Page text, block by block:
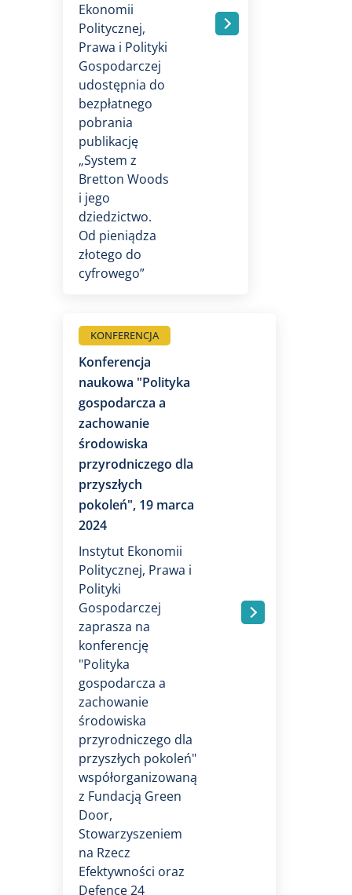
Ekonomii
Politycznej,
Prawa i Polityki
Gospodarczej
udostępnia do
bezpłatnego
pobrania
publikację
„System z
Bretton Woods
i jego
dziedzictwo.
Od pieniądza
złotego do
cyfrowego”
.
KONFERENCJA
Konferencja
naukowa "Polityka
gospodarcza a
zachowanie
środowiska
przyrodniczego dla
przyszłych
pokoleń", 19 marca
2024
Instytut Ekonomii
Politycznej, Prawa i
Polityki
Gospodarczej
zaprasza na
konferencję
"Polityka
gospodarcza a
zachowanie
środowiska
przyrodniczego dla
przyszłych pokoleń"
współorganizowaną
z Fundacją Green
Door,
Stowarzyszeniem
na Rzecz
Efektywności oraz
Defence 24
.